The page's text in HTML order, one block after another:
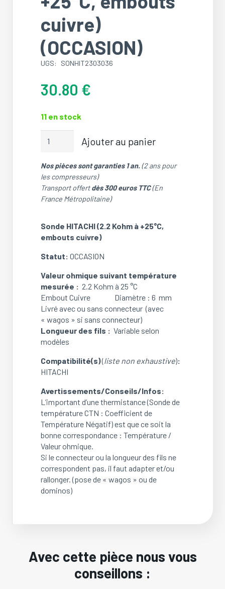
cuivre)
(OCCASION)
UGS: SONHIT2303036
30.80 €
11 en stock
HITACHI
(2.2
Kohm
à
embouts
cuivre)
Ajouter au panier
Nos pièces sont garanties 1 an.(2 ans pour
les compresseurs)
Transport offertdès 300 euros TTC(En
France Métropolitaine)
Sonde HITACHI (2.2 Kohm à +25°C,
embouts cuivre)
Statut: OCCASION
Valeur ohmique suivant température
mesurée : 2.2 Kohm à 25 °C
Embout Cuivre Diamètre : 6 mm
Livré avec ou sans connecteur (avec
« wagos » si sans connecteur)
Longueur des fils : Variable selon
modèles
Compatibilité(s)(liste non exhaustive):
HITACHI
Avertissements/Conseils/Infos:
L’important d’une thermistance (Sonde de
température CTN : Coefficient de
Température Négatif) est que ce soit la
bonne correspondance : Température /
Valeur ohmique.
Si le connecteur ou la longueur des fils ne
correspondent pas, il faut adapter et/ou
rallonger. (pose de « wagos » ou de
dominos)
Avec cette pièce nous vous
conseillons :